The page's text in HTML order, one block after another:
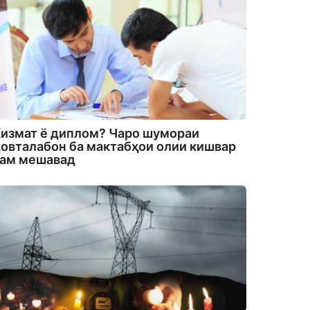
ё диплом? Чаро шумораи
ба мактабҳои олии кишвар
мешавад